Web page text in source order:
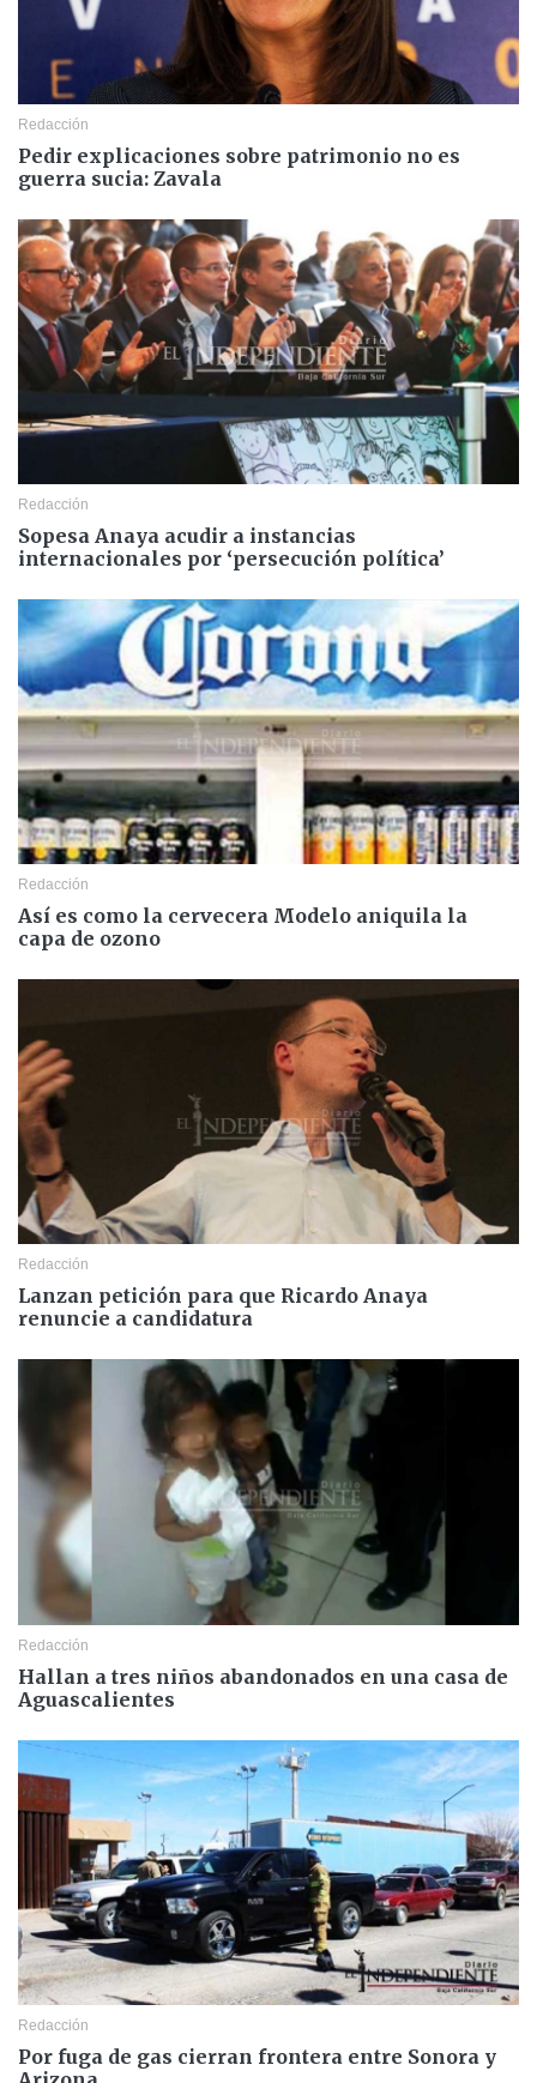
Redacción
Pedir explicaciones sobre patrimonio no es
guerra sucia: Zavala
Redacción
Sopesa Anaya acudir a instancias
internacionales por ‘persecución política’
Redacción
Así es como la cervecera Modelo aniquila la
capa de ozono
Redacción
Lanzan petición para que Ricardo Anaya
renuncie a candidatura
Redacción
Hallan a tres niños abandonados en una casa de
Aguascalientes
Redacción
Por fuga de gas cierran frontera entre Sonora y